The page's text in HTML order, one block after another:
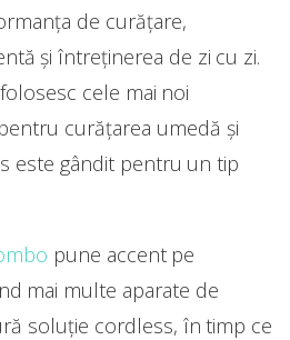
de curățare,
și întreținerea de zi cu zi.
cele mai noi
curățarea umedă și
este gândit pentru un tip
pune accent pe
mai multe aparate de
soluție cordless, în timp ce